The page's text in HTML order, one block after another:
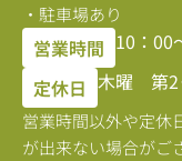
・駐車場あり
営業時間 10：00
定休日 木曜 第2
営業時間以外や定休
が出来ない場合がご